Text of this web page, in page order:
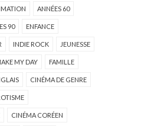
ANNÉES 60
90 ENFANCE
INDIE ROCK JEUNESSE
MY DAY FAMILLE
CINÉMA DE GENRE
CINÉMA CORÉEN